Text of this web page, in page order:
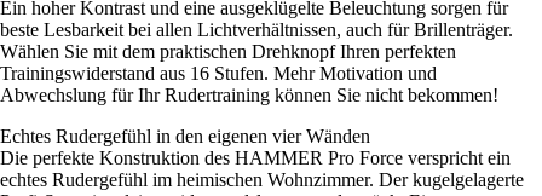
Ein hoher Kontrast und eine ausgeklügelte Beleuchtung sorgen für
beste Lesbarkeit bei allen Lichtverhältnissen, auch für Brillenträger.
Wählen Sie mit dem praktischen Drehknopf Ihren perfekten
Trainingswiderstand aus 16 Stufen. Mehr Motivation und
Abwechslung für Ihr Rudertraining können Sie nicht bekommen!
Echtes Rudergefühl in den eigenen vier Wänden
Die perfekte Konstruktion des HAMMER Pro Force verspricht ein
echtes Rudergefühl im heimischen Wohnzimmer. Der kugelgelagerte